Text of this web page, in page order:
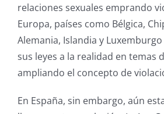
relaciones sexuales emprando
Europa, países como Bélgica,
Alemania, Islandia y
sus leyes a la realidad en temas
ampliando el concepto de
En España, sin embargo, aún